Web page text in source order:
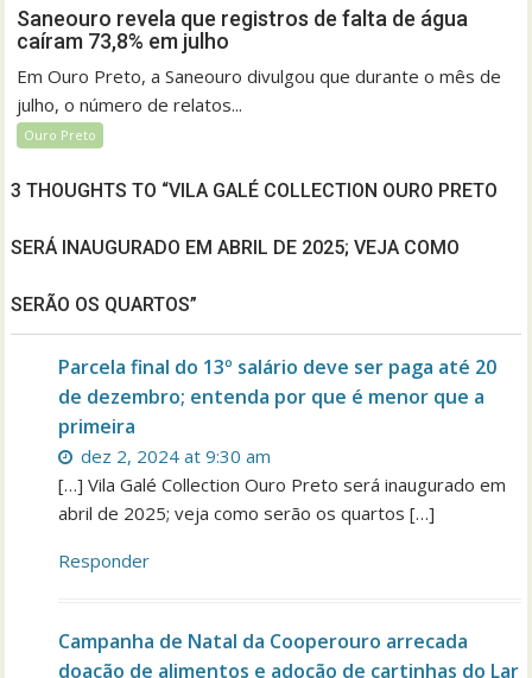
Saneouro revela que registros de falta de água
caíram 73,8% em julho
Em Ouro Preto, a Saneouro divulgou que durante o mês de
julho, o número de relatos...
Ouro Preto
3 THOUGHTS TO “VILA GALÉ COLLECTION OURO PRETO
SERÁ INAUGURADO EM ABRIL DE 2025; VEJA COMO
SERÃO OS QUARTOS”
Parcela final do 13º salário deve ser paga até 20
de dezembro; entenda por que é menor que a
primeira
dez 2, 2024 at 9:30 am
[…] Vila Galé Collection Ouro Preto será inaugurado em
abril de 2025; veja como serão os quartos […]
Responder
Campanha de Natal da Cooperouro arrecada
doação de alimentos e adoção de cartinhas do Lar